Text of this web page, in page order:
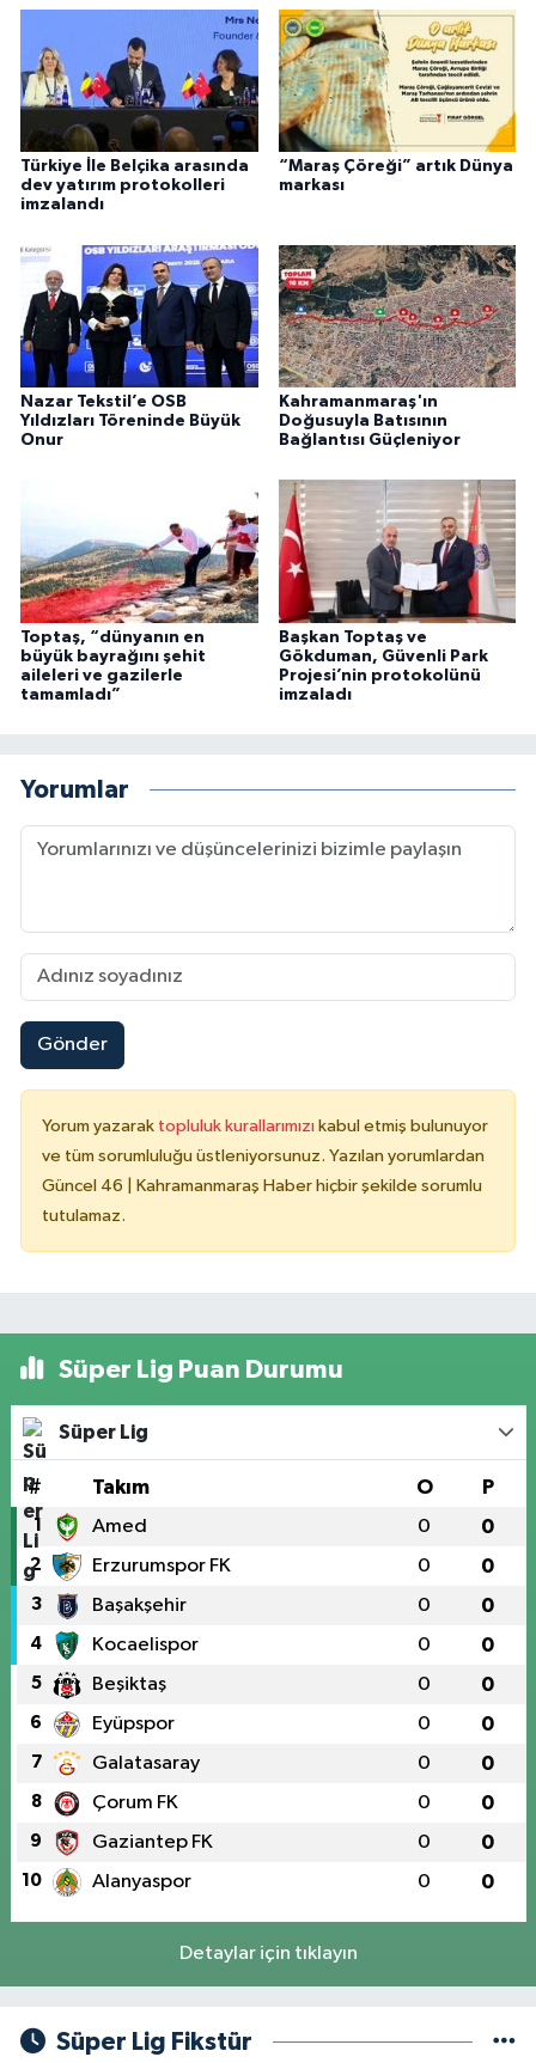
Türkiye İle Belçika arasında
dev yatırım protokolleri
imzalandı
“Maraş Çöreği” artık Dünya
markası
Nazar Tekstil’e OSB
Yıldızları Töreninde Büyük
Onur
Kahramanmaraş'ın
Doğusuyla Batısının
Bağlantısı Güçleniyor
Toptaş, “dünyanın en
büyük bayrağını şehit
aileleri ve gazilerle
tamamladı”
Başkan Toptaş ve
Gökduman, Güvenli Park
Projesi’nin protokolünü
imzaladı
Yorumlar
Gönder
Yorum yazarak topluluk kurallarımızı kabul etmiş bulunuyor
ve tüm sorumluluğu üstleniyorsunuz. Yazılan yorumlardan
Güncel 46 | Kahramanmaraş Haber hiçbir şekilde sorumlu
tutulamaz.
Süper Lig Puan Durumu
Süper Lig
# Takım O P
1 Amed 0 0
2 Erzurumspor FK 0 0
3 Başakşehir 0 0
4 Kocaelispor 0 0
5 Beşiktaş 0 0
6 Eyüpspor 0 0
7 Galatasaray 0 0
8 Çorum FK 0 0
9 Gaziantep FK 0 0
10 Alanyaspor 0 0
Detaylar için tıklayın
Süper Lig Fikstür